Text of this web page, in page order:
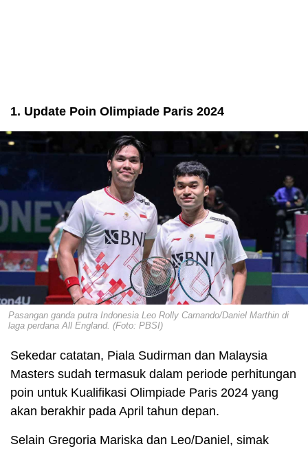
1. Update Poin Olimpiade Paris 2024
Pasangan ganda putra Indonesia Leo Rolly Carnando/Daniel Marthin di
laga perdana All England. (Foto: PBSI)
Sekedar catatan, Piala Sudirman dan Malaysia
Masters sudah termasuk dalam periode perhitungan
poin untuk Kualifikasi Olimpiade Paris 2024 yang
akan berakhir pada April tahun depan.
Selain Gregoria Mariska dan Leo/Daniel, simak